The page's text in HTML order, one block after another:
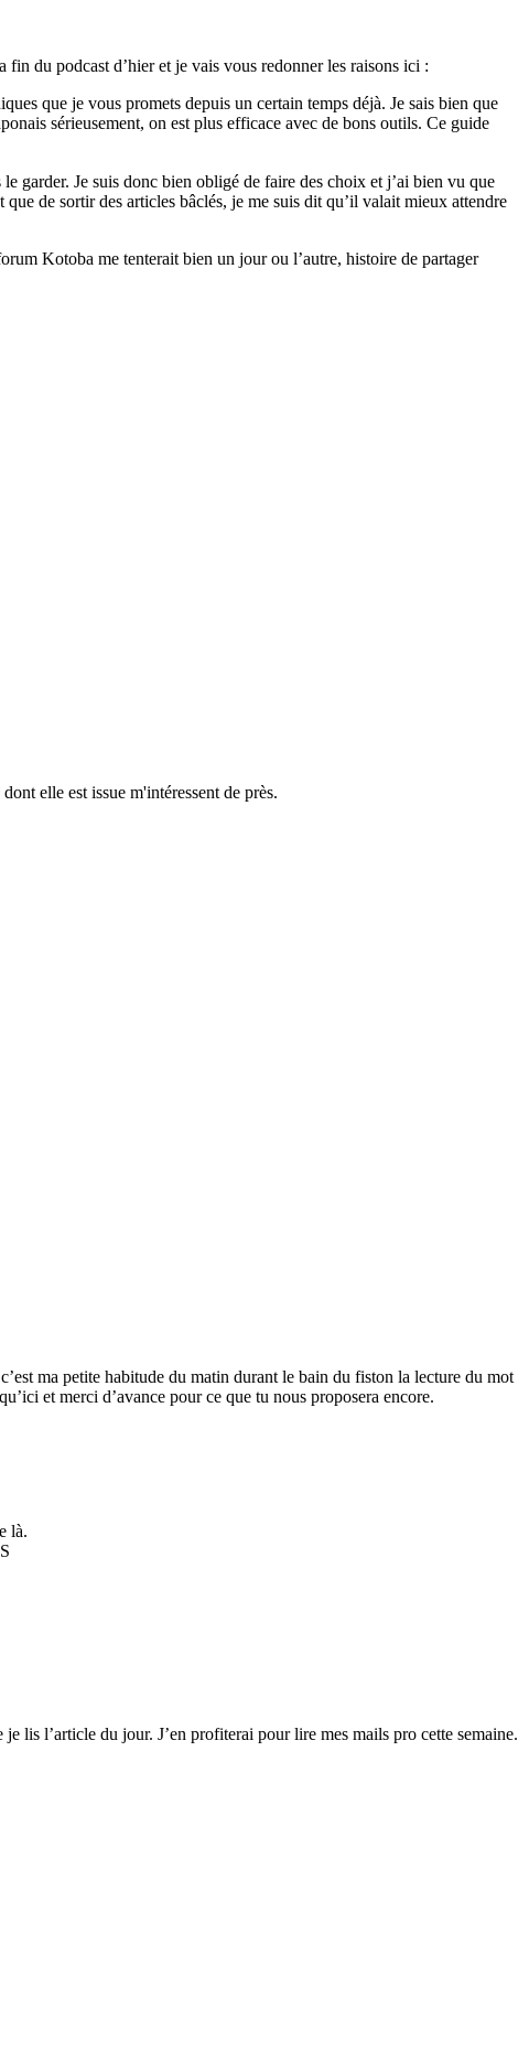
fin du podcast d’hier et je vais vous redonner les raisons ici :
que je vous promets depuis un certain temps déjà. Je sais bien que
sérieusement, on est plus efficace avec de bons outils. Ce guide
garder. Je suis donc bien obligé de faire des choix et j’ai bien vu que
de sortir des articles bâclés, je me suis dit qu’il valait mieux attendre
Kotoba me tenterait bien un jour ou l’autre, histoire de partager
elle est issue m'intéressent de près.
ma petite habitude du matin durant le bain du fiston la lecture du mot
et merci d’avance pour ce que tu nous proposera encore.
là.
lis l’article du jour. J’en profiterai pour lire mes mails pro cette semaine.